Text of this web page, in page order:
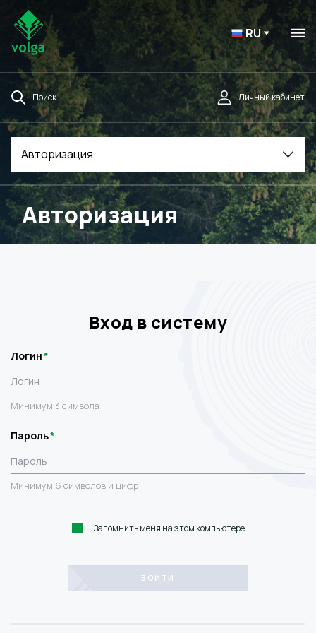
RU
Поиск Личный кабинет
Авторизация
Авторизация
Вход в систему
Логин
Минимум 3 символа
Пароль
Минимум 6 символов и цифр
Запомнить меня на этом компьютере